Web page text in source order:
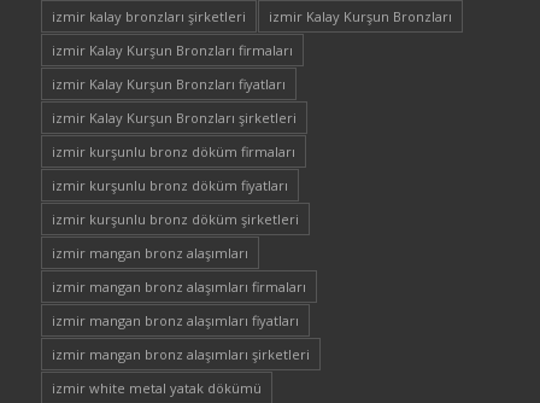
izmir kalay bronzları şirketleri
izmir Kalay Kurşun Bronzları
izmir Kalay Kurşun Bronzları firmaları
izmir Kalay Kurşun Bronzları fiyatları
izmir Kalay Kurşun Bronzları şirketleri
izmir kurşunlu bronz döküm firmaları
izmir kurşunlu bronz döküm fiyatları
izmir kurşunlu bronz döküm şirketleri
izmir mangan bronz alaşımları
izmir mangan bronz alaşımları firmaları
izmir mangan bronz alaşımları fiyatları
izmir mangan bronz alaşımları şirketleri
izmir white metal yatak dökümü